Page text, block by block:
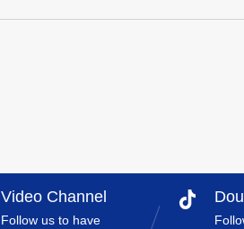
Video Channel
Follow us to have